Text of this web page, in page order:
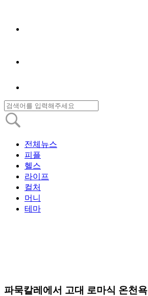
전체뉴스
피플
헬스
라이프
컬처
머니
테마
파묵칼레에서 고대 로마식 온천욕